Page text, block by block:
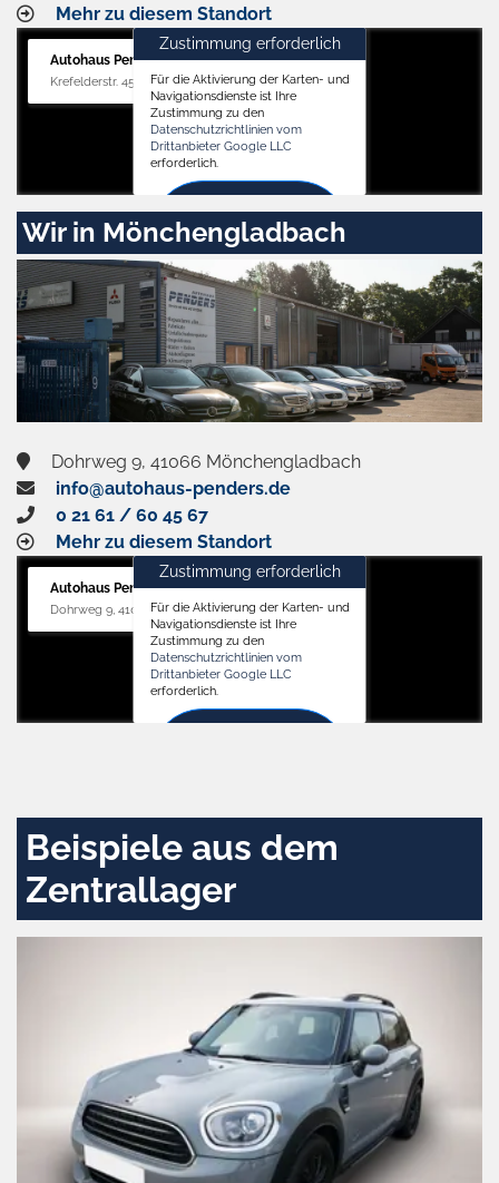
Mehr zu diesem Standort
Autohaus Penders (Verkauf)
Krefelderstr. 455, 41066 Mönchengladbach
Zustimmung erforderlich
Für die Aktivierung der Karten- und
Navigationsdienste ist Ihre
Zustimmung zu den
Datenschutzrichtlinien vom
Drittanbieter Google LLC
erforderlich.
Zustimmen
und
aktivieren
Wir in Mönchengladbach
Dohrweg 9, 41066 Mönchengladbach
info@autohaus-penders.de
0 21 61 / 60 45 67
Mehr zu diesem Standort
Autohaus Penders (Service)
Dohrweg 9, 41066 Mönchengladbach
Zustimmung erforderlich
Für die Aktivierung der Karten- und
Navigationsdienste ist Ihre
Zustimmung zu den
Datenschutzrichtlinien vom
Drittanbieter Google LLC
erforderlich.
Beispiele aus dem
Zentrallager